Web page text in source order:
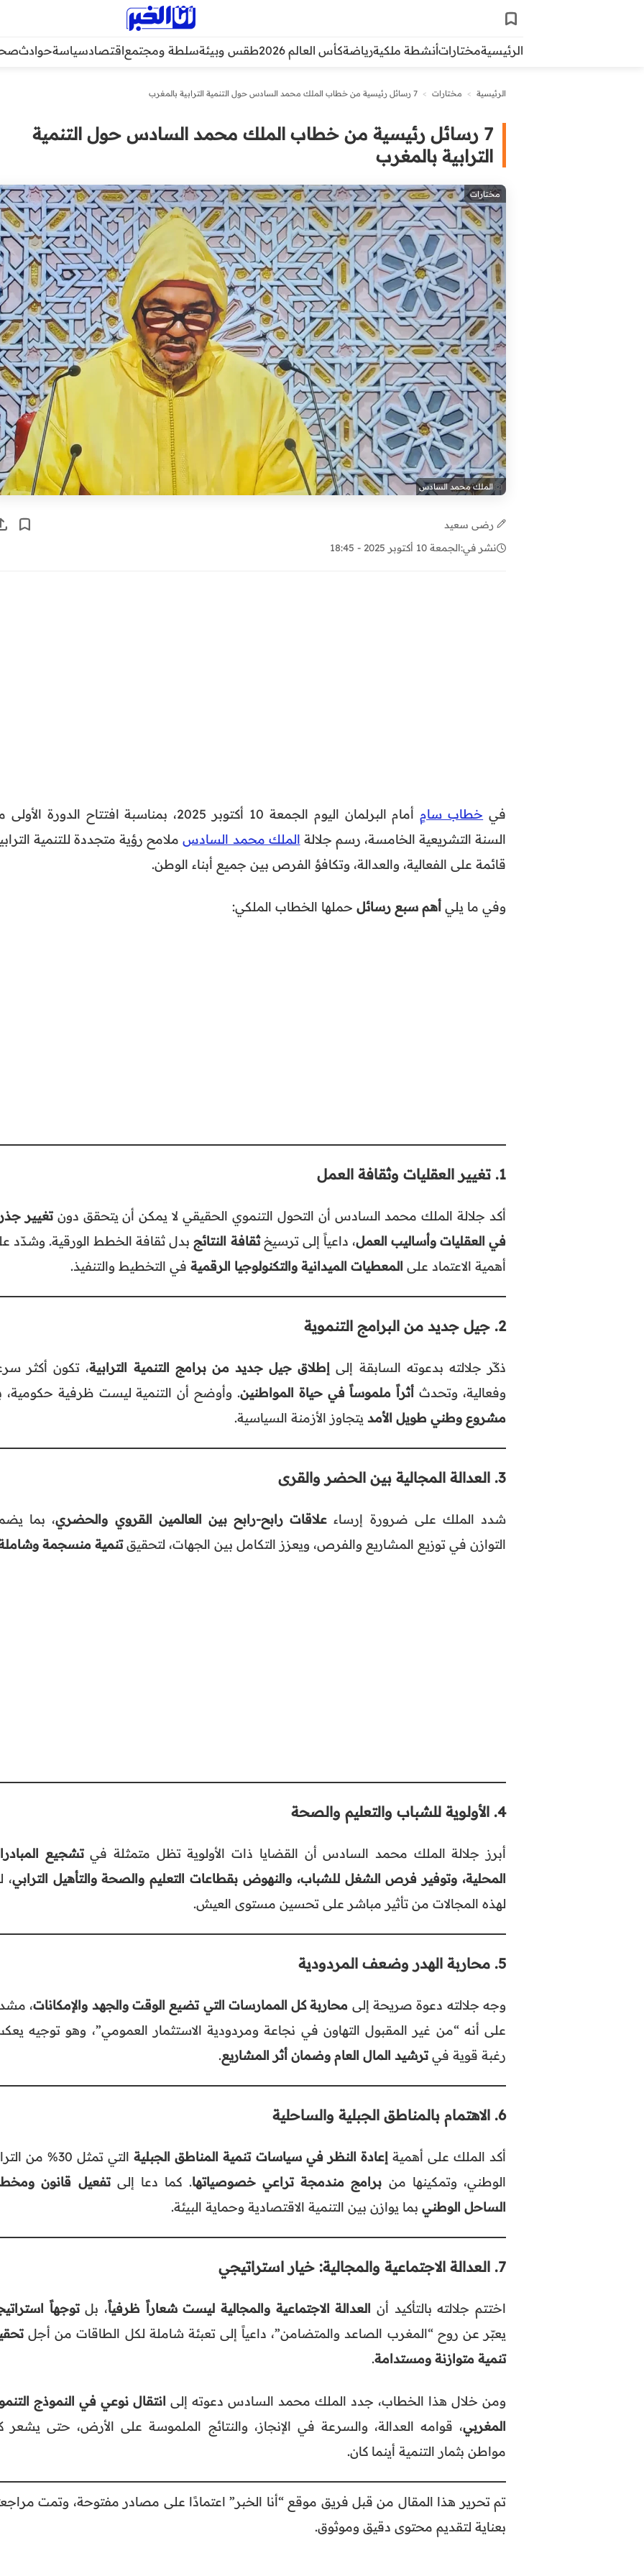
الرئيسيةمختاراتأنشطة ملكيةرياضةكأس العالم 2026 طقس وبيئةسلطة ومجتمعاقتصادسياسةحوادث
الرئيسية > مختارات > 7 رسائل رئيسية من خطاب الملك محمد السادس حول التنمية الترابية بالمغرب
7 رسائل رئيسية من خطاب الملك محمد السادس حول التنمية
الترابية بالمغرب
مختارات
الملك محمد السادس
رضى سعيد
نشر في:الجمعة 10 أكتوبر 2025 - 18:45
في خطاب سامٍ
أمام البرلمان اليوم الجمعة 10 أكتوبر 2025، بمناسبة افتتاح الدورة
السنة التشريعية الخامسة، رسم جلالة الملك محمد السادسملامح رؤية متجددة للتنمية
قائمة على الفعالية، والعدالة، وتكافؤ الفرص بين جميع أبناء الوطن.
وفي ما يلي أهم سبع رسائل حملها الخطاب الملكي:
1. تغيير العقليات وثقافة العمل
أكد جلالة الملك محمد السادس أن التحول التنموي الحقيقي لا يمكن أن يتحقق دونتغيير
في العقليات وأساليب العمل، داعياً إلى ترسيخثقافة النتائجبدل ثقافة الخطط الورقية. وشدّد
أهمية الاعتماد على المعطيات الميدانية والتكنولوجيا الرقمية في التخطيط والتنفيذ.
2. جيل جديد من البرامج التنموية
ذكّر جلالته بدعوته السابقة إلى إطلاق جيل جديد من برامج التنمية الترابية، تكون أكثر
وفعالية، وتحدث أثراً ملموساً في حياة المواطنين. وأوضح أن التنمية ليست ظرفية حكومية،
مشروع وطني طويل الأمد يتجاوز الأزمنة السياسية.
3. العدالة المجالية بين الحضر والقرى
شدد الملك على ضرورة إرساء علاقات رابح-رابح بين العالمين القروي والحضري، بما
التوازن في توزيع المشاريع والفرص، ويعزز التكامل بين الجهات، لتحقيقتنمية منسجمة
4. الأولوية للشباب والتعليم والصحة
أبرز جلالة الملك محمد السادس أن القضايا ذات الأولوية تظل متمثلة فيتشجيع
المحلية، وتوفير فرص الشغل للشباب، والنهوض بقطاعات التعليم والصحة والتأهيل الترابي،
لهذه المجالات من تأثير مباشر على تحسين مستوى العيش.
5. محاربة الهدر وضعف المردودية
وجه جلالته دعوة صريحة إلى محاربة كل الممارسات التي تضيع الوقت والجهد والإمكانات،
على أنه “من غير المقبول التهاون في نجاعة ومردودية الاستثمار العمومي”، وهو توجيه
رغبة قوية فيترشيد المال العام وضمان أثر المشاريع.
6. الاهتمام بالمناطق الجبلية والساحلية
أكد الملك على أهمية إعادة النظر في سياسات تنمية المناطق الجبلية
التي تمثل 30% من
الوطني، وتمكينها من برامج مندمجة تراعي خصوصياتها. كما دعا إلىتفعيل قانون
الساحل الوطني بما يوازن بين التنمية الاقتصادية وحماية البيئة.
7. العدالة الاجتماعية والمجالية: خيار استراتيجي
اختتم جلالته بالتأكيد أن العدالة الاجتماعية والمجالية ليست شعاراً ظرفياً، بلتوجهاً
يعبّر عن روح “المغرب الصاعد والمتضامن”، داعياً إلى تعبئة شاملة لكل الطاقات من أجل
تنمية متوازنة ومستدامة.
ومن خلال هذا الخطاب، جدد الملك محمد السادس دعوته إلى انتقال نوعي في النموذج
المغربي، قوامه العدالة، والسرعة في الإنجاز، والنتائج الملموسة على الأرض، حتى يشعر
مواطن بثمار التنمية أينما كان.
تم تحرير هذا المقال من قبل فريق موقع “أنا الخبر” اعتمادًا على مصادر مفتوحة، وتمت
بعناية لتقديم محتوى دقيق وموثوق.